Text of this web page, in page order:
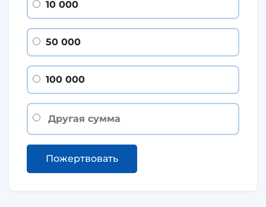
10 000
50 000
100 000
Пожертвовать